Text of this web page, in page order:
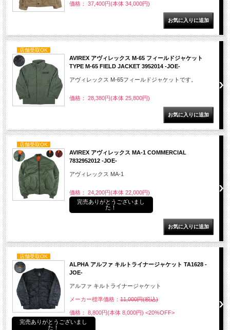
価格： 37,400円(本体 34,000円)
店舗受取OK
AVIREX アヴィレックス M-65 フィールドジャケット
TYPE M-65 FIELD JACKET 3952014 -JOE-
アヴィレックス M-65フィールドジャケットです。
価格： 28,380円(本体 25,800円)
店舗受取OK
AVIREX アヴィレックス MA-1 COMMERCIAL
7832952012 -JOE-
アヴィレックス MA-1
価格： 24,200円(本体 22,000円)
完売ありがとうございまし
た！
店舗受取OK
ALPHA アルファ キルトライナージャケット TA1628 -
JOE-
アルファ キルトライナージャケット
メーカー標準価格： 11,000円(税込)
価格： 8,800円(本体 8,000円) <20%OFF>
完売ありがとうございまし
た！